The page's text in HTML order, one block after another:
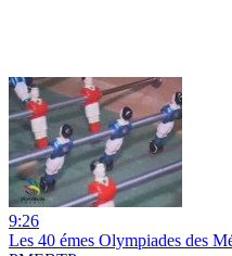
9:26
Les 40 émes Olympiades des